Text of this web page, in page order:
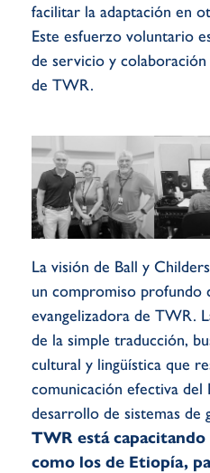
facilitar la adaptación en
Este esfuerzo voluntario
de servicio y
de TWR.
La visión de Ball y
un compromiso profundo
evangelizadora de TWR.
de la simple traducción,
cultural y lingüística que
comunicación efectiva del
desarrollo de sistemas de
TWR está capacitando
como los de Etiopía,